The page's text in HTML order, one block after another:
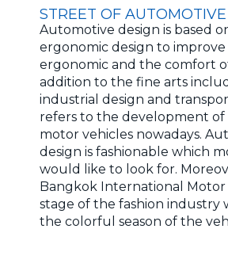
STREET OF
Automotive design is based
ergonomic design to
ergonomic and the comfort
addition to the fine arts
industrial design and
refers to the development
motor vehicles nowadays.
design is fashionable which
would like to look for.
Bangkok International Motor
stage of the fashion industry
the colorful season of the